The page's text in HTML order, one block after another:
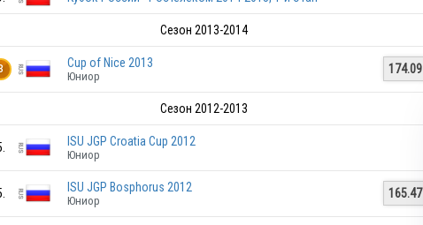
RUS
Сезон 2013-2014
Cup of Nice 2013
Юниор
174.09
Сезон 2012-2013
ISU JGP Croatia Cup 2012
Юниор
ISU JGP Bosphorus 2012
Юниор
165.47